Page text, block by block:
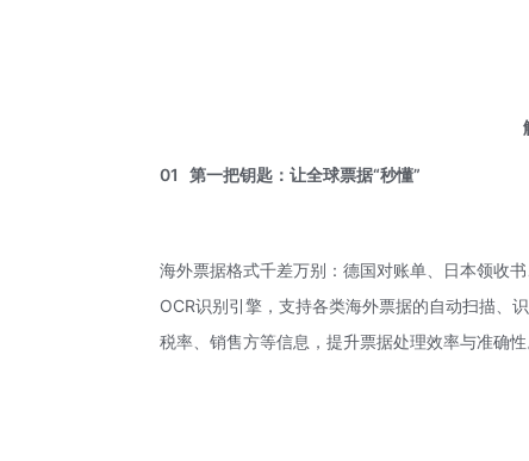
解
01第一把钥匙：让全球票据“秒懂”
海外票据格式千差万别：德国对账单、日本领收
OCR识别引擎，支持各类海外票据的自动扫描、
税率、销售方等信息，提升票据处理效率与准确性